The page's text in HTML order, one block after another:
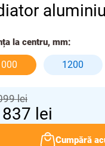
la centru, mm:
1200
lei
lei
Cumpără